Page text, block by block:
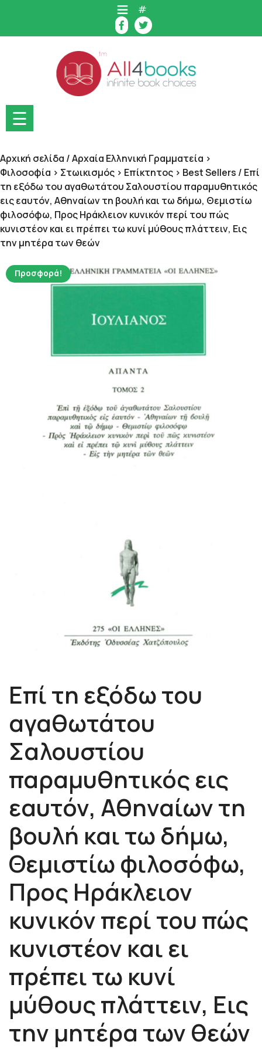
content
#
☰
Αρχική σελίδα /Αρχαία Ελληνική Γραμματεία >
Φιλοσοφία > Στωικισμός > Επίκτητος > Best Sellers / Επί
τη εξόδω του αγαθωτάτου Σαλουστίου παραμυθητικός
εις εαυτόν, Αθηναίων τη βουλή και τω δήμω, Θεμιστίω
φιλοσόφω, Προς Ηράκλειον κυνικόν περί του πώς
κυνιστέον και ει πρέπει τω κυνί μύθους πλάττειν, Εις
την μητέρα των θεών
Προσφορά!
Επί τη εξόδω του
αγαθωτάτου
Σαλουστίου
παραμυθητικός εις
εαυτόν, Αθηναίων τη
βουλή και τω δήμω,
Θεμιστίω φιλοσόφω,
Προς Ηράκλειον
κυνικόν περί του πώς
κυνιστέον και ει
πρέπει τω κυνί
μύθους πλάττειν, Εις
την μητέρα των θεών